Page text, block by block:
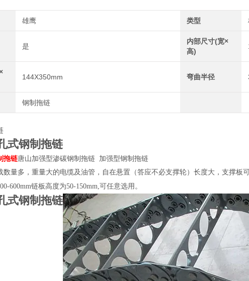
雄鹰 类型
是
内部尺寸(宽×
高)
144X350mm 弯曲半径
钢制拖链
式钢制拖链
拖链唐山加强型渗碳钢制拖链 加强型钢制拖链
数量多，重量大的电缆及油管，自在悬置（答应不必支撑轮）长度大，支撑板
600mm链板高度为50-150mm,可任意选用。
式钢制拖链